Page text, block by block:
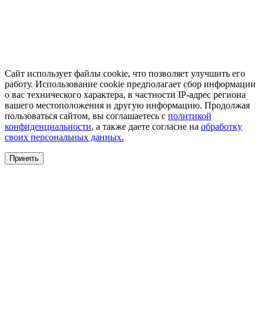
Сайт использует файлы cookie, что позволяет улучшить его
работу. Использование cookie предполагает сбор информации
о вас технического характера, в частности IP-адрес региона
вашего местоположения и другую информацию. Продолжая
пользоваться сайтом, вы соглашаетесь с политикой
конфиденциальности, а также даете согласие на обработку
своих персональных данных.
Принять